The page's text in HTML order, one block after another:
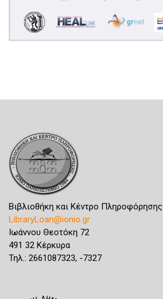
Βιβλιοθήκη και Κέντρο Πληροφόρησης
LibraryLoan@ionio.gr
Ιωάννου Θεοτόκη 72
491 32 Κέρκυρα
Τηλ.: 2661087323, -7327